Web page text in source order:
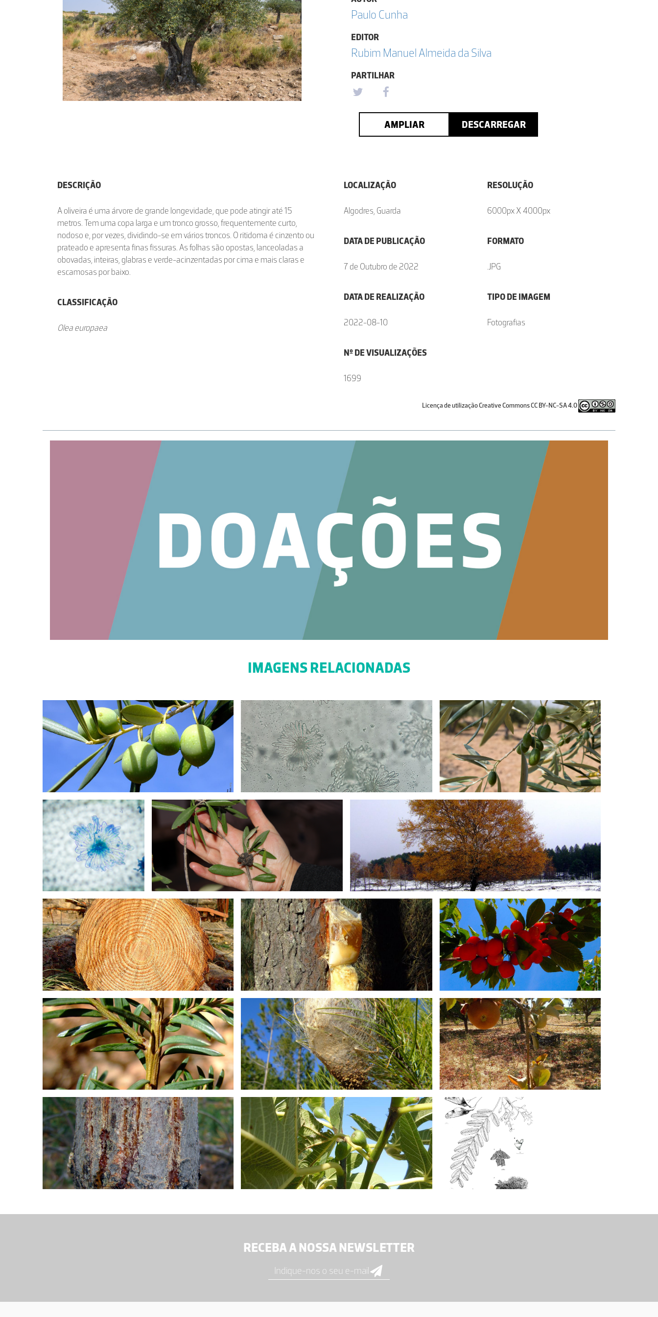
Paulo Cunha
EDITOR
Rubim Manuel Almeida da Silva
PARTILHAR
AMPLIAR DESCARREGAR
DESCRIÇÃO
A oliveira é uma árvore de grande longevidade, que pode atingir até 15
metros. Tem uma copa larga e um tronco grosso, frequentemente curto,
nodoso e, por vezes, dividindo-se em vários troncos. O ritidoma é cinzento ou
prateado e apresenta finas fissuras. As folhas são opostas, lanceoladas a
obovadas, inteiras, glabras e verde-acinzentadas por cima e mais claras e
escamosas por baixo.
CLASSIFICAÇÃO
Olea europaea
LOCALIZAÇÃO
Algodres, Guarda
DATA DE PUBLICAÇÃO
7 de Outubro de 2022
DATA DE REALIZAÇÃO
2022-08-10
Nº DE VISUALIZAÇÕES
1699
RESOLUÇÃO
6000px X 4000px
FORMATO
.JPG
TIPO DE IMAGEM
Fotografias
Licença de utilização Creative Commons CC BY-NC-SA 4.0
IMAGENS RELACIONADAS
RECEBA A NOSSA NEWSLETTER